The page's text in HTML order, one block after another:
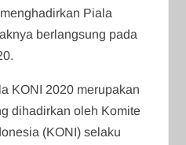
Piala
berlangsung pada
KONI 2020 merupakan
dihadirkan oleh Komite
(KONI) selaku